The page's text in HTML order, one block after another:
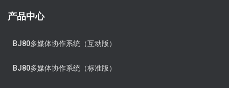
产品中心
BJ80多媒体协作系统（互动版）
BJ80多媒体协作系统（标准版）